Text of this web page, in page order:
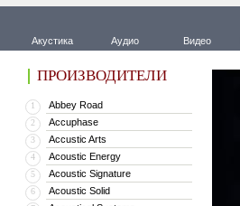
Акустика Аудио Видео
ПРОИЗВОДИТЕЛИ
1 Abbey Road
2 Accuphase
3 Accustic Arts
4 Acoustic Energy
5 Acoustic Signature
6 Acoustic Solid